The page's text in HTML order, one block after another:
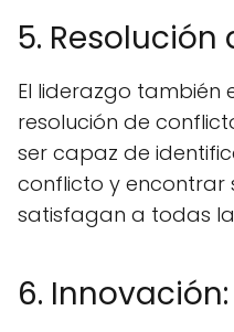
5.
El liderazgo también
resolución de
ser capaz de
conflicto y encontrar
satisfagan a todas
6. Innovación: